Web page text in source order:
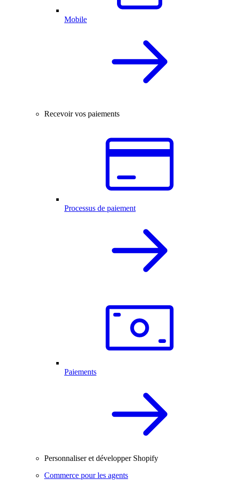
Mobile
Recevoir vos paiements
Processus de paiement
Paiements
Personnaliser et développer Shopify
Commerce pour les agents